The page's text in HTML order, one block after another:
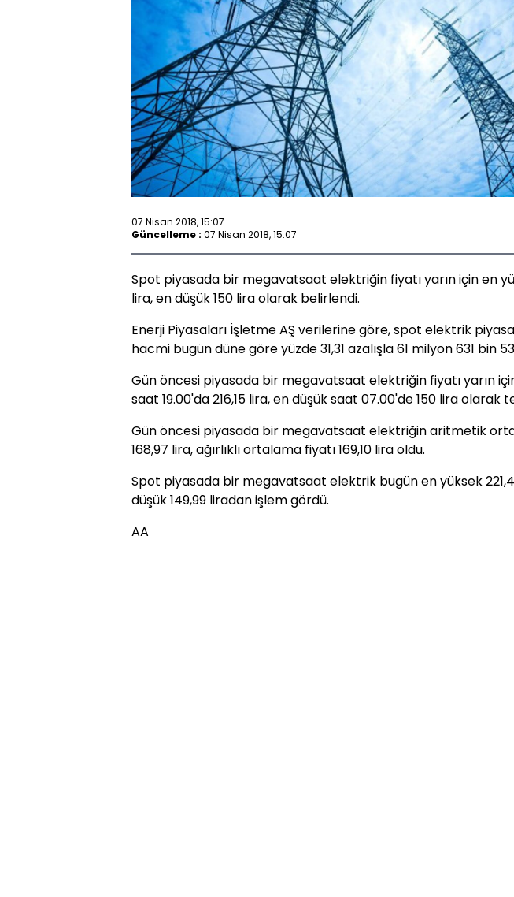
07 Nisan 2018, 15:07
Güncelleme : 07 Nisan 2018, 15:07
Spot piyasada bir megavatsaat elektriğin fiyatı yarın için en
lira, en düşük 150 lira olarak belirlendi.
Enerji Piyasaları İşletme AŞ verilerine göre, spot elektrik
hacmi bugün düne göre yüzde 31,31 azalışla 61 milyon 631 bin
Gün öncesi piyasada bir megavatsaat elektriğin fiyatı yarın
saat 19.00'da 216,15 lira, en düşük saat 07.00'de 150 lira olarak
Gün öncesi piyasada bir megavatsaat elektriğin aritmetik
168,97 lira, ağırlıklı ortalama fiyatı 169,10 lira oldu.
Spot piyasada bir megavatsaat elektrik bugün en yüksek
düşük 149,99 liradan işlem gördü.
AA